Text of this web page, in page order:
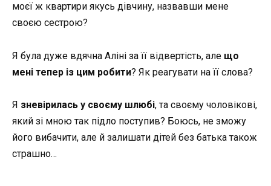
моєї ж квартири якусь дівчину, назвавши мене
своєю сестрою?
Я була дуже вдячна Аліні за її відвертість, але що
мені тепер із цим робити? Як реагувати на її слова?
Я зневірилась у своєму шлюбі, та своєму чоловікові,
який зі мною так підло поступив? Боюсь, не зможу
його вибачити, але й залишати дітей без батька також
страшно…